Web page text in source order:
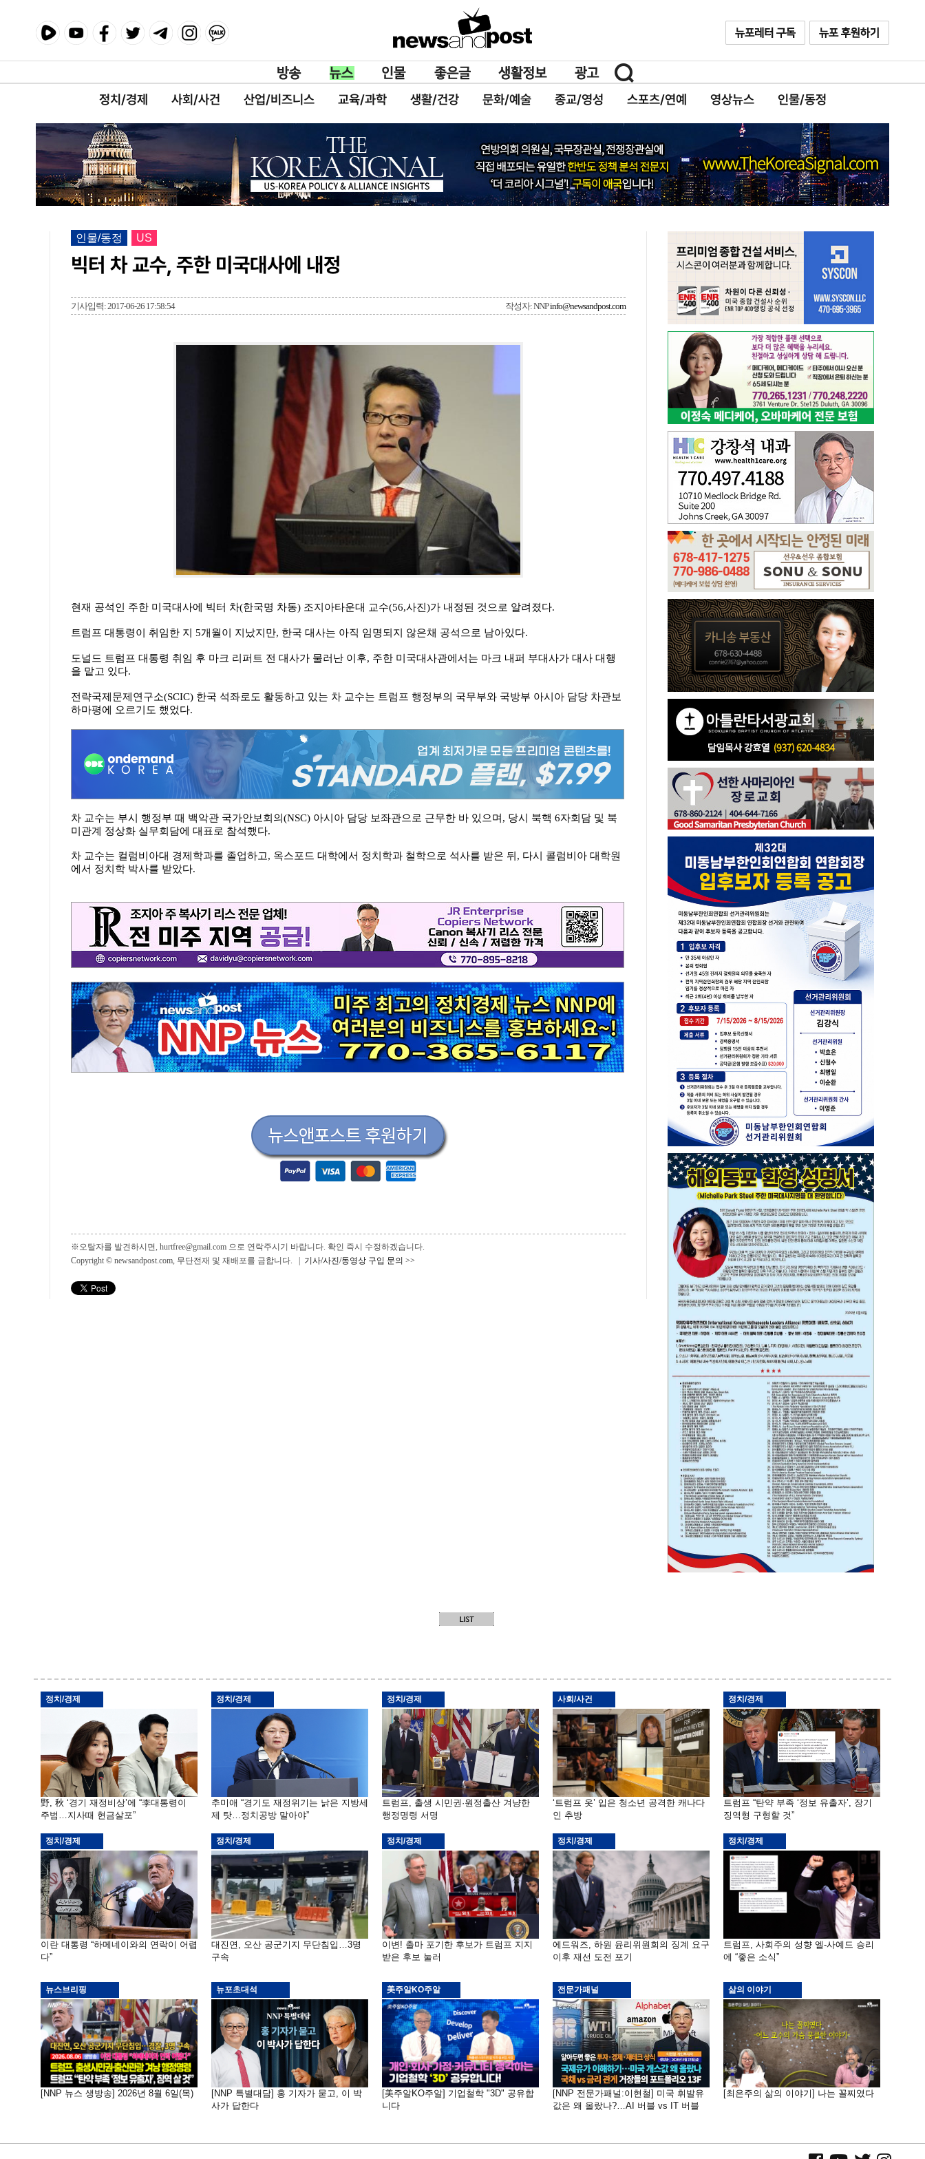
정치/경제 사회/사건 산업/비즈니스 교육/과학 생활/건강 문화/예술 종교/영성 스포츠/연예 영상뉴스 인물/동정
인물/동정 US
빅터 차 교수, 주한 미국대사에 내정
기사입력: 2017-06-26 17:58:54 작성자: NNPinfo@newsandpost.com
현재 공석인 주한 미국대사에 빅터 차(한국명 차동) 조지아타운대 교수(56,사진)가 내정된 것으로 알려졌다.
트럼프 대통령이 취임한 지 5개월이 지났지만, 한국 대사는 아직 임명되지 않은채 공석으로 남아있다.
도널드 트럼프 대통령 취임 후 마크 리퍼트 전 대사가 물러난 이후, 주한 미국대사관에서는 마크 내퍼 부대사가 대사 대행
을 맡고 있다.
전략국제문제연구소(SCIC) 한국 석좌로도 활동하고 있는 차 교수는 트럼프 행정부의 국무부와 국방부 아시아 담당 차관보
하마평에 오르기도 했었다.
차 교수는 부시 행정부 때 백악관 국가안보회의(NSC) 아시아 담당 보좌관으로 근무한 바 있으며, 당시 북핵 6자회담 및 북
미관계 정상화 실무회담에 대표로 참석했다.
차 교수는 컬럼비아대 경제학과를 졸업하고, 옥스포드 대학에서 정치학과 철학으로 석사를 받은 뒤, 다시 콜럼비아 대학원
에서 정치학 박사를 받았다.
※오탈자를 발견하시면, hurtfree@gmail.com 으로 연락주시기 바랍니다. 확인 즉시 수정하겠습니다.
Copyright © newsandpost.com, 무단전재 및 재배포를 금합니다. | 기사/사진/동영상 구입 문의 >>
정치/경제
野, 秋 ‘경기 재정비상’에 “李대통령이
주범…지사때 현금살포”
정치/경제
추미애 “경기도 재정위기는 낡은 지방세
제 탓…정치공방 말아야”
정치/경제
트럼프, 출생 시민권·원정출산 겨냥한
행정명령 서명
사회/사건
‘트럼프 옷’ 입은 청소년 공격한 캐나다
인 추방
정치/경제
트럼프 “탄약 부족 ‘정보 유출자’, 장기
징역형 구형할 것”
정치/경제
이란 대통령 “하메네이와의 연락이 어렵
다”
정치/경제
대진연, 오산 공군기지 무단침입…3명
구속
정치/경제
이변! 출마 포기한 후보가 트럼프 지지
받은 후보 눌러
정치/경제
에드워즈, 하원 윤리위원회의 징계 요구
이후 재선 도전 포기
정치/경제
트럼프, 사회주의 성향 엘-사예드 승리
에 “좋은 소식”
뉴스브리핑
[NNP 뉴스 생방송] 2026년 8월 6일(목)
뉴포초대석
[NNP 특별대담] 홍 기자가 묻고, 이 박
사가 답한다
美주알KO주알
[美주알KO주알] 기업철학 "3D" 공유합
니다
전문가패널
[NNP 전문가패널:이현철] 미국 휘발유
값은 왜 올랐나?…AI 버블 vs IT 버블
삶의 이야기
[최은주의 삶의 이야기] 나는 꼴찌였다